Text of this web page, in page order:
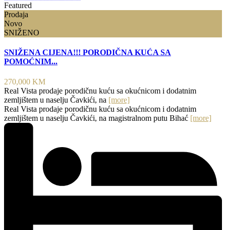
Featured
Prodaja
Novo
SNIŽENO
SNIŽENA CIJENA!!! PORODIČNA KUĆA SA
POMOĆNIM...
270,000 KM
Real Vista prodaje porodičnu kuću sa okućnicom i dodatnim
zemljištem u naselju Čavkići, na [more]
Real Vista prodaje porodičnu kuću sa okućnicom i dodatnim
zemljištem u naselju Čavkići, na magistralnom putu Bihać [more]